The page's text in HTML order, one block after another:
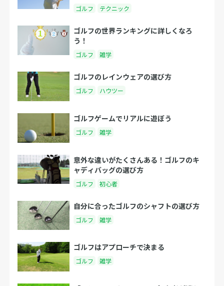
ゴルフ テクニック
ゴルフの世界ランキングに詳しくなろ
う！
ゴルフ 雑学
ゴルフのレインウェアの選び方
ゴルフ ハウツー
ゴルフゲームでリアルに遊ぼう
ゴルフ 雑学
意外な違いがたくさんある！ゴルフのキ
ャディバッグの選び方
ゴルフ 初心者
自分に合ったゴルフのシャフトの選び方
ゴルフ 雑学
ゴルフはアプローチで決まる
ゴルフ 雑学